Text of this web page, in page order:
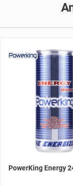
PowerKing Energy